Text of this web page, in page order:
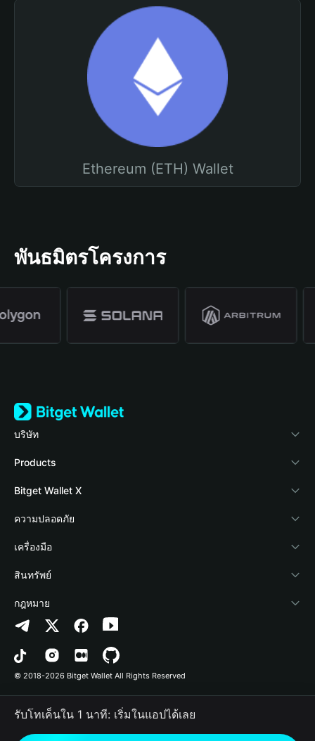
Ethereum (ETH) Wallet
พันธมิตรโครงการ
บริษัท
เกี่ยวกับ Bitget Wallet
Blog
Academy
ข่าวสารด้านคริปโต
ศูนย์ช่วยเหลือ
ติดต่อเรา
ทรัพยากรข้อมูลของแบรนด์
อาชีพ
Products
Crypto Card
Stablecoin Earn
Payfi Crypto
Crypto Swap API
Altcoin Season Index
Prediction Markets
DApp
RWA
Bitget Wallet X
นักพัฒนา
เชื่อมต่อ Wallet
Bitget Wallet Pay
ลิสต์โปรเจกต์
ความปลอดภัย
Protection Fund
เทคโนโลยีความปลอดภัย
เครื่องมือ
ซื้อคริปโต
การตรวจจับการอนุญาต
การตรวจจับสัญญา
การโอนเป็นชุด
สินทรัพย์
Arbitrum
Avalanche
Bitcoin
Polygon
กฎหมาย
นโยบายความเป็นส่วนตัว
ข้อตกลงในการใช้บริการ
© 2018-2026 Bitget Wallet All Rights Reserved
รับโทเค็นใน 1 นาที: เริ่มในแอปได้เลย